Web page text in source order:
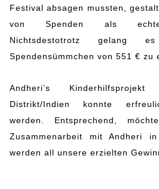
Festival absagen mussten,
von Spenden als echte
Nichtsdestotrotz
Spendensümmchen von 551 € zu
Andheri’s
Distrikt/Indien konnte
werden. Entsprechend,
Zusammenarbeit mit Andheri
werden all unsere erzielten